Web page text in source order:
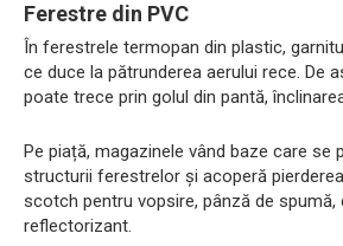
Ferestre din PVC
În ferestrele termopan din plastic,
ce duce la pătrunderea aerului rece. De
poate trece prin golul din pantă,
Pe piață, magazinele vând baze care se
structurii ferestrelor și acoperă
scotch pentru vopsire, pânză de
reflectorizant.